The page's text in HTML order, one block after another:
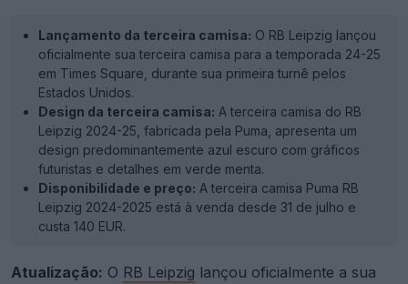
Lançamento da terceira camisa: O RB Leipzig lançou
oficialmente sua terceira camisa para a temporada 24-25
em Times Square, durante sua primeira turnê pelos
Estados Unidos.
Design da terceira camisa: A terceira camisa do RB
Leipzig 2024-25, fabricada pela Puma, apresenta um
design predominantemente azul escuro com gráficos
futuristas e detalhes em verde menta.
Disponibilidade e preço: A terceira camisa Puma RB
Leipzig 2024-2025 está à venda desde 31 de julho e
custa 140 EUR.
Atualização: O RB Leipzig lançou oficialmente a sua